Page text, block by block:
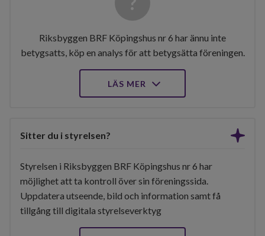
Riksbyggen BRF Köpingshus nr 6 har ännu inte
betygsatts, köp en analys för att betygsätta föreningen.
LÄS MER
Sitter du i styrelsen?
Styrelsen i Riksbyggen BRF Köpingshus nr 6 har
möjlighet att ta kontroll över sin föreningssida.
Uppdatera utseende, bild och information samt få
tillgång till digitala styrelseverktyg